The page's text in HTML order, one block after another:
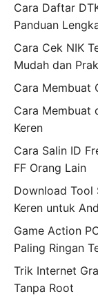
Cara Daftar
Panduan
Cara Cek NIK
Mudah dan
Cara Membuat
Cara Membuat
Keren
Cara Salin ID
FF Orang Lain
Download Tool
Keren untuk
Game Action
Paling Ringan
Trik Internet
Tanpa Root